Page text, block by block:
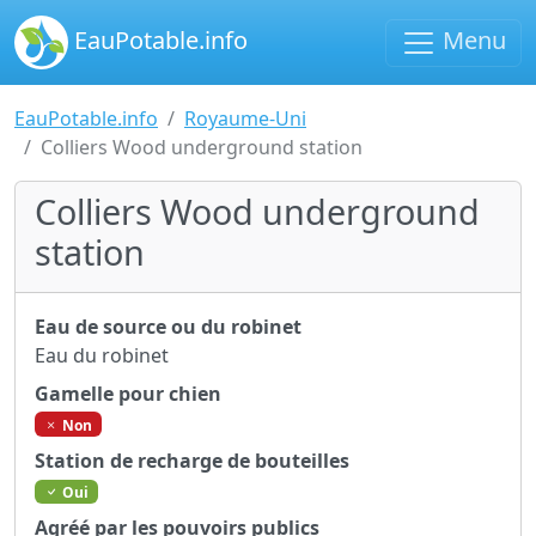
EauPotable.info Menu
EauPotable.info
Royaume-Uni
Colliers Wood underground station
Colliers Wood underground
station
Eau de source ou du robinet
Eau du robinet
Gamelle pour chien
Non
Station de recharge de bouteilles
Oui
Agréé par les pouvoirs publics